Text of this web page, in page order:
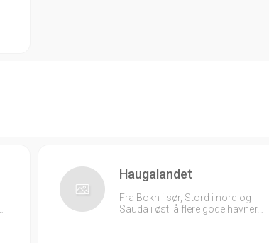
Haugalandet
Fra Bokn i sør, Stord i nord og
Sauda i øst lå flere gode havner…